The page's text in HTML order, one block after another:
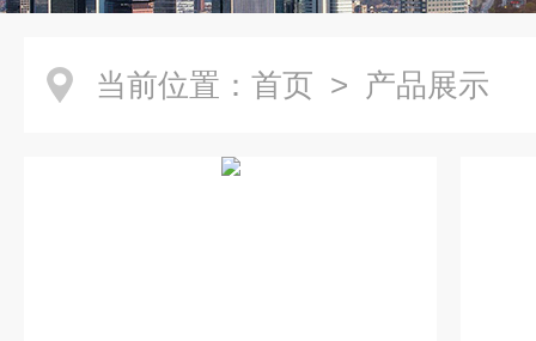
当前位置： 首页 > 产品展示